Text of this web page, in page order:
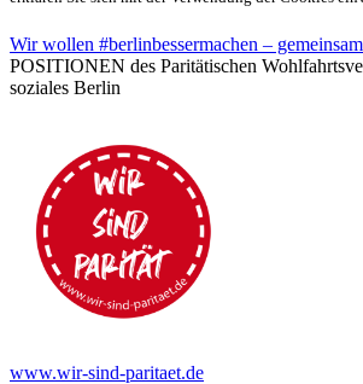
Wir wollen #berlinbessermachen –
POSITIONEN des Paritätischen
soziales Berlin
www.wir-sind-paritaet.de